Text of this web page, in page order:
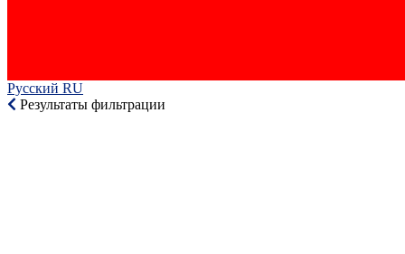
Русский RU‎
Результаты фильтрации